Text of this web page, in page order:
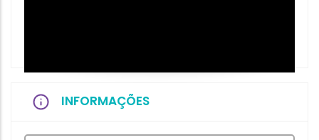
INFORMAÇÕES